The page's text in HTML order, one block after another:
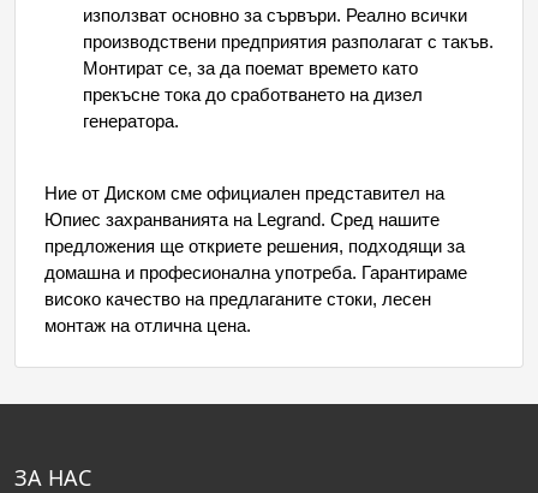
използват основно за сървъри. Реално всички
производствени предприятия разполагат с такъв.
Монтират се, за да поемат времето като
прекъсне тока до сработването на дизел
генератора.
Ние от Диском сме официален представител на
Юпиес захранванията на Legrand. Сред нашите
предложения ще откриете решения, подходящи за
домашна и професионална употреба. Гарантираме
високо качество на предлаганите стоки, лесен
монтаж на отлична цена.
ЗА НАС